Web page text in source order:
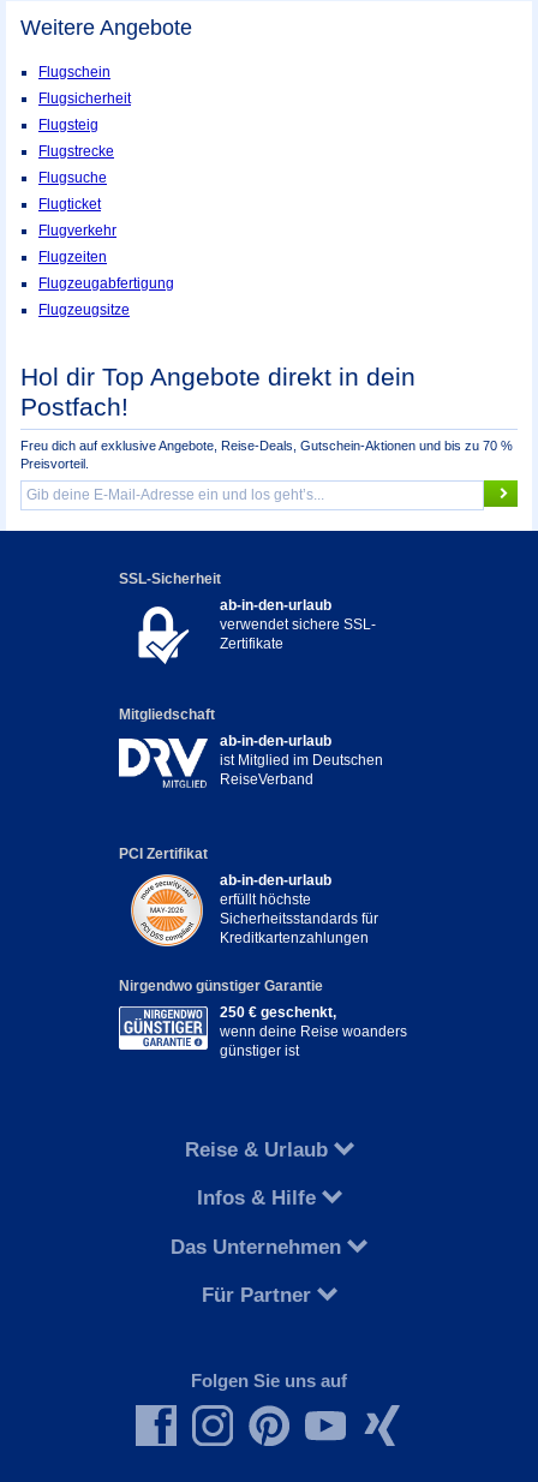
Weitere Angebote
Flugschein
Flugsicherheit
Flugsteig
Flugstrecke
Flugsuche
Flugticket
Flugverkehr
Flugzeiten
Flugzeugabfertigung
Flugzeugsitze
Hol dir Top Angebote direkt in dein
Postfach!
Freu dich auf exklusive Angebote, Reise-Deals, Gutschein-Aktionen und bis zu 70 %
Preisvorteil.
SSL-Sicherheit
ab-in-den-urlaub
verwendet sichere SSL-
Zertifikate
Mitgliedschaft
ab-in-den-urlaub
ist Mitglied im Deutschen
ReiseVerband
PCI Zertifikat
ab-in-den-urlaub
erfüllt höchste
Sicherheitsstandards für
Kreditkartenzahlungen
Nirgendwo günstiger Garantie
250 € geschenkt,
wenn deine Reise woanders
günstiger ist
Reise & Urlaub
Infos & Hilfe
Das Unternehmen
Für Partner
Folgen Sie uns auf